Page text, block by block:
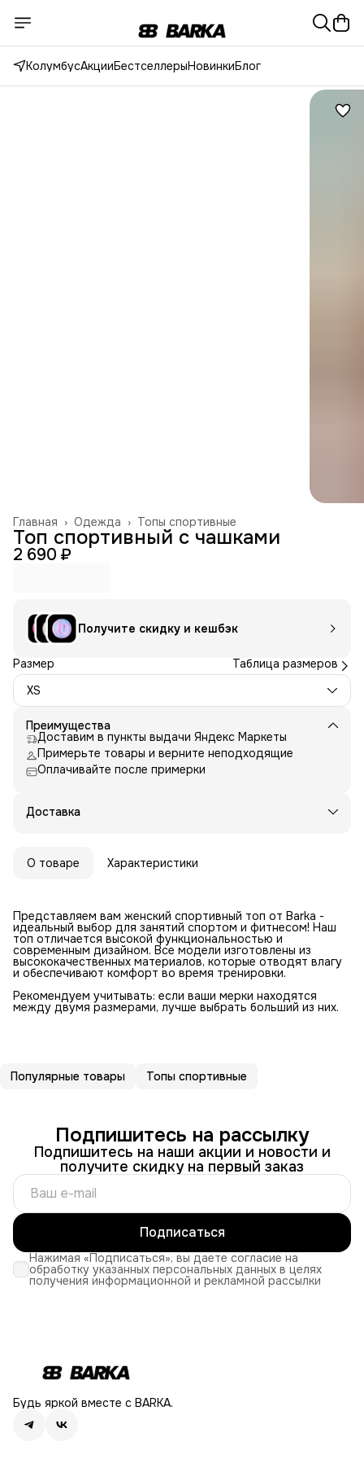
КолумбусАкцииБестселлерыНовинкиБлог
Топы спортивные
Одежда ›
Главная ›
Топ спортивный с чашками
2 690 ₽
Получите скидку и кешбэк
Размер
Таблица размеров
XS
Преимущества
Доставим в пункты выдачи Яндекс Маркеты
Примерьте товары и верните неподходящие
Оплачивайте после примерки
Доставка
О товаре Характеристики
Представляем вам женский спортивный топ от Barka -
идеальный выбор для занятий спортом и фитнесом! Наш
топ отличается высокой функциональностью и
современным дизайном. Все модели изготовлены из
высококачественных материалов, которые отводят влагу
и обеспечивают комфорт во время тренировки.
Рекомендуем учитывать: если ваши мерки находятся
между двумя размерами, лучше выбрать больший из них.
Популярные товары Топы спортивные
Подпишитесь на рассылку
Подпишитесь на наши акции и новости и
получите скидку на первый заказ
Подписаться
Нажимая «Подписаться», вы даете согласие на
обработку указанных персональных данных в целях
получения информационной и рекламной рассылки
Будь яркой вместе с BARKA.